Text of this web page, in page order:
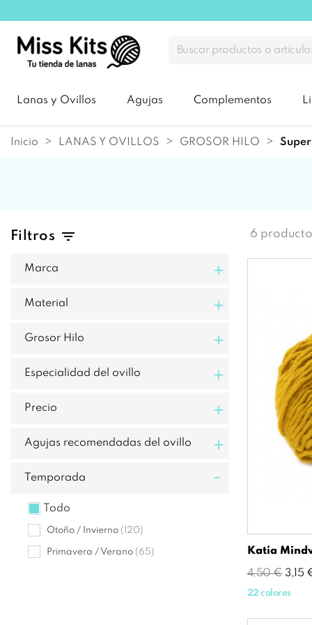
Lanas y Ovillos Agujas Complementos
Inicio LANAS Y OVILLOS GROSOR HILO
Filtros
Marca +
Material +
Grosor Hilo +
Especialidad del ovillo +
Precio +
Agujas recomendadas del ovillo +
Temporada -
Todo
Otoño / Invierno (120)
Primavera / Verano (65)
6
Katia
Precio
base
4,50 € 3,15
22 colores